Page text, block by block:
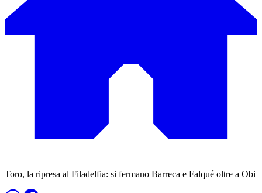
Toro, la ripresa al Filadelfia: si fermano Barreca e Falqué oltre a Obi